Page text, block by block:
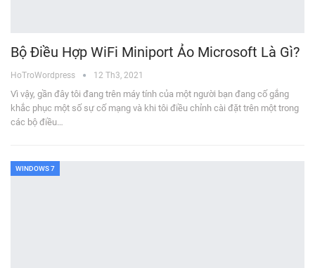
Bộ Điều Hợp WiFi Miniport Ảo Microsoft Là Gì?
HoTroWordpress 12 Th3, 2021
Vì vậy, gần đây tôi đang trên máy tính của một người bạn đang cố gắng
khắc phục một số sự cố mạng và khi tôi điều chỉnh cài đặt trên một trong
các bộ điều…
WINDOWS 7